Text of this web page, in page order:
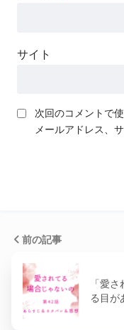
サイト
次回のコメントで
メールアドレス、
前の記事
「愛
る目が